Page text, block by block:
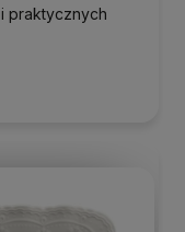
praktycznych